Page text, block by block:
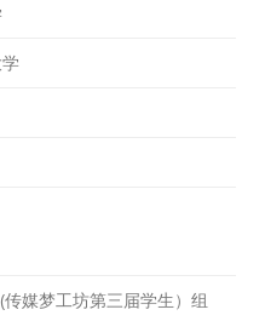
媒梦工坊第三届学生）组